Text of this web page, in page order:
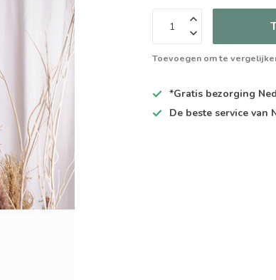
Toevoegen om te
*Gratis bezorging
De beste service van